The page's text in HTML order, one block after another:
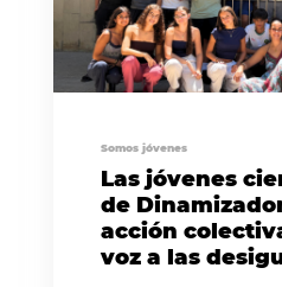
Somos jóvenes
Las jóvenes
de
acción
voz a las